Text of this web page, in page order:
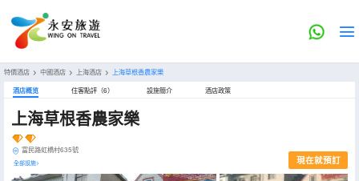
特價酒店 > 中國酒店 > 上海酒店 > 上海草根香農家樂
酒店概览 住客點評（6） 設施簡介 酒店政策
上海草根香農家樂
富民路虹橋村635號
全部設施> 現在就預訂